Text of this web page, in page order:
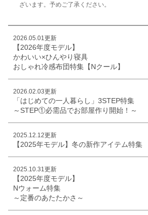
ざいます。予めご了承ください。
2026.05.01更新
【2026年度モデル】
かわいい×ひんやり寝具
おしゃれ冷感布団特集【Nクール】
2026.02.03更新
「はじめての一人暮らし」3STEP特集
～STEP①必需品でお部屋作り開始！～
2025.12.12更新
【2025年モデル】冬の新作アイテム特集
2025.10.31更新
【2025年度モデル】
Nウォーム特集
～定番のあたたかさ～